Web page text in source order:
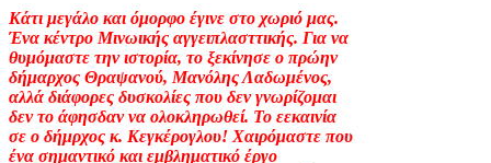
Κάτι μεγάλο και όμορφο έγινε στο χωριό μας.
Ένα κέντρο Μινωικής αγγειπλασττικής. Για να
θυμόμαστε την ιστορία, το ξεκίνησε ο πρώην
δήμαρχος Θραψανού, Μανόλης Λαδωμένος,
αλλά διάφορες δυσκολίες που δεν γνωρίζομαι
δεν το άφησδαν να ολοκληρωθεί. Το εεκαινία
σε ο δήμρχος κ. Κεγκέρογλου! Χαιρόμαστε που
ένα σημαντικό και εμβληματικό έργο